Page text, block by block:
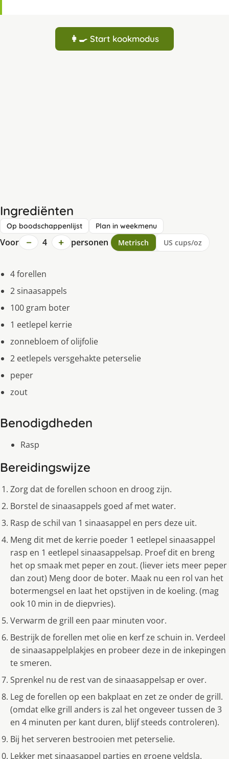
👩‍🍳 Start kookmodus
Ingrediënten
Op boodschappenlijst Plan in weekmenu
Voor − 4 + personen Metrisch US cups/oz
4 forellen
2 sinaasappels
100 gram boter
1 eetlepel kerrie
zonnebloem of olijfolie
2 eetlepels versgehakte peterselie
peper
zout
Benodigdheden
Rasp
Bereidingswijze
Zorg dat de forellen schoon en droog zijn.
Borstel de sinaasappels goed af met water.
Rasp de schil van 1 sinaasappel en pers deze uit.
Meng dit met de kerrie poeder 1 eetlepel sinaasappel
rasp en 1 eetlepel sinaasappelsap. Proef dit en breng
het op smaak met peper en zout. (liever iets meer peper
dan zout) Meng door de boter. Maak nu een rol van het
botermengsel en laat het opstijven in de koeling. (mag
ook 10 min in de diepvries).
Verwarm de grill een paar minuten voor.
Bestrijk de forellen met olie en kerf ze schuin in. Verdeel
de sinaasappelplakjes en probeer deze in de inkepingen
te smeren.
Sprenkel nu de rest van de sinaasappelsap er over.
Leg de forellen op een bakplaat en zet ze onder de grill.
(omdat elke grill anders is zal het ongeveer tussen de 3
en 4 minuten per kant duren, blijf steeds controleren).
Bij het serveren bestrooien met peterselie.
Lekker met sinaasappel partjes en groene veldsla.